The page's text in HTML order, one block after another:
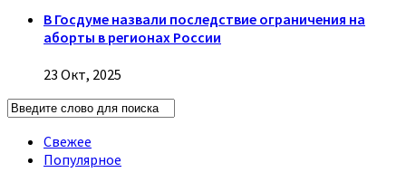
В Госдуме назвали последствие ограничения на
аборты в регионах России
23 Окт, 2025
Свежее
Популярное